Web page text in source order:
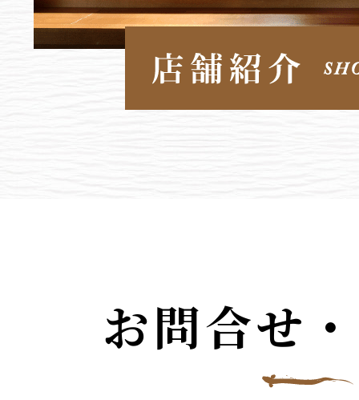
お問合せ